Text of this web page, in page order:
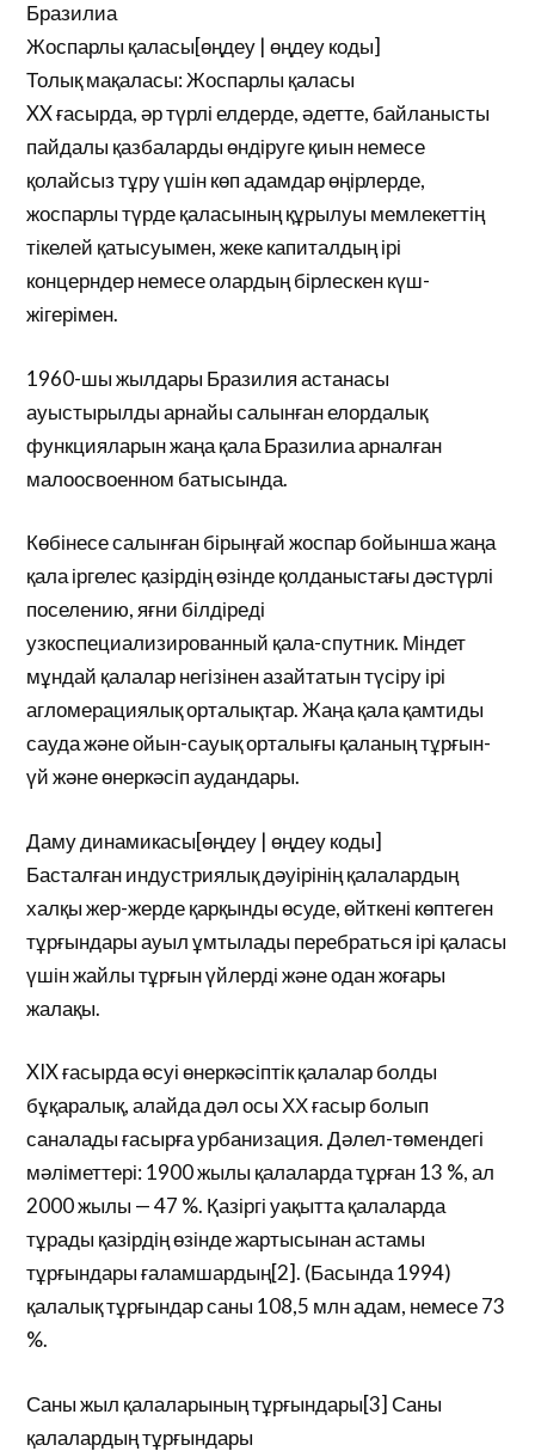
Бразилиа
Жоспарлы қаласы[өңдеу | өңдеу коды]
Толық мақаласы: Жоспарлы қаласы
XX ғасырда, әр түрлі елдерде, әдетте, байланысты
пайдалы қазбаларды өндіруге қиын немесе
қолайсыз тұру үшін көп адамдар өңірлерде,
жоспарлы түрде қаласының құрылуы мемлекеттің
тікелей қатысуымен, жеке капиталдың ірі
концерндер немесе олардың бірлескен күш-
жігерімен.
1960-шы жылдары Бразилия астанасы
ауыстырылды арнайы салынған елордалық
функцияларын жаңа қала Бразилиа арналған
малоосвоенном батысында.
Көбінесе салынған бірыңғай жоспар бойынша жаңа
қала іргелес қазірдің өзінде қолданыстағы дәстүрлі
поселению, яғни білдіреді
узкоспециализированный қала-спутник. Міндет
мұндай қалалар негізінен азайтатын түсіру ірі
агломерациялық орталықтар. Жаңа қала қамтиды
сауда және ойын-сауық орталығы қаланың тұрғын-
үй және өнеркәсіп аудандары.
Даму динамикасы[өңдеу | өңдеу коды]
Басталған индустриялық дәуірінің қалалардың
халқы жер-жерде қарқынды өсуде, өйткені көптеген
тұрғындары ауыл ұмтылады перебраться ірі қаласы
үшін жайлы тұрғын үйлерді және одан жоғары
жалақы.
XIX ғасырда өсуі өнеркәсіптік қалалар болды
бұқаралық, алайда дәл осы ХХ ғасыр болып
саналады ғасырға урбанизация. Дәлел-төмендегі
мәліметтері: 1900 жылы қалаларда тұрған 13 %, ал
2000 жылы — 47 %. Қазіргі уақытта қалаларда
тұрады қазірдің өзінде жартысынан астамы
тұрғындары ғаламшардың[2]. (Басында 1994)
қалалық тұрғындар саны 108,5 млн адам, немесе 73
%.
Саны жыл қалаларының тұрғындары[3] Саны
қалалардың тұрғындары